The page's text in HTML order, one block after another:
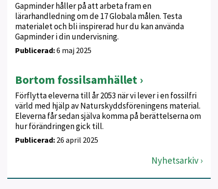
Gapminder håller på att arbeta fram en
lärarhandledning om de 17 Globala målen. Testa
materialet och bli inspirerad hur du kan använda
Gapminder i din undervisning.
Publicerad:6 maj 2025
Bortom fossilsamhället
Förflytta eleverna till år 2053 när vi lever i en fossilfri
värld med hjälp av Naturskyddsföreningens material.
Eleverna får sedan själva komma på berättelserna om
hur förändringen gick till.
Publicerad: 26 april 2025
Nyhetsarkiv